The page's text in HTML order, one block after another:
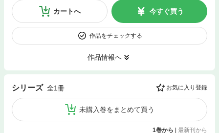
カートへ 今すぐ買う
作品をチェックする
作品情報へ
シリーズ 全1冊 お気に入り登録
未購入巻をまとめて買う
1巻から | 最新刊から